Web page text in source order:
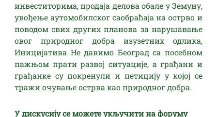
инвеститорима, продаја делова обале у Земуну,
увођење аутомобилског саобраћаја на острво и
поводом свих других планова за нарушавање
овог природног добра изузетних одлика,
Иницијатива Не давимо Београд са посебном
пажњом прати развој ситуације, а грађани и
грађанке су покренули и петицију у којој се
тражи очување острва као природног добра.
У дискусију се можете укључити на форуму